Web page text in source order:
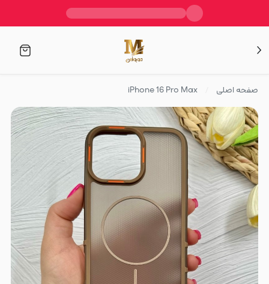
صفحه اصلی iPhone 16 Pro Max